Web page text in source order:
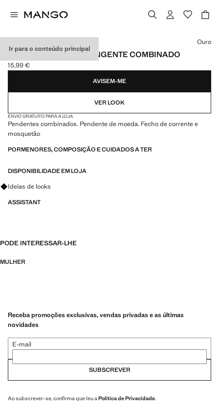
Ir para o conteúdo principal
COLAR DUPLO COM PINGENTE COMBINADO
Preço atual [15,99 € ]
15,99 €
Selecione uma cor
Ouro
AVISEM-ME
VER LOOK
ENVIO GRATUITO PARA A LOJA
Pendentes combinados. Pendente de moeda. Fecho de corrente e
mosquetão
PORMENORES, COMPOSIÇÃO E CUIDADOS A TER
DISPONIBILIDADE EM LOJA
Pergunte sobre looks, peças e tendências
Ideias de looks
ASSISTANT
PODE INTERESSAR-LHE
MULHER
Receba promoções exclusivas, vendas privadas e as últimas
novidades
E-mail
SUBSCREVER
Ao subscrever-se, confirma que leu a Política de Privacidade.